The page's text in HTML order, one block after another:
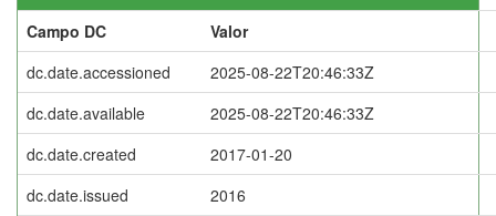
Campo DC
Valor
dc.date.accessioned
2025-08-22T20:46:33Z
dc.date.available
2025-08-22T20:46:33Z
dc.date.created
2017-01-20
dc.date.issued
2016